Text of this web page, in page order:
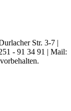
Str. 3-7 |
- 91 34 91 | Mail: